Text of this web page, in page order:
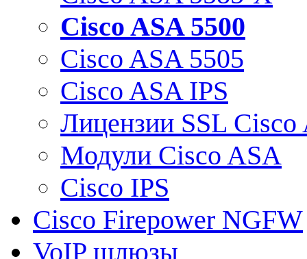
Cisco ASA 5500
Cisco ASA 5505
Cisco ASA IPS
Лицензии SSL Cisco
Модули Cisco ASA
Cisco IPS
Cisco Firepower NGFW
VoIP шлюзы